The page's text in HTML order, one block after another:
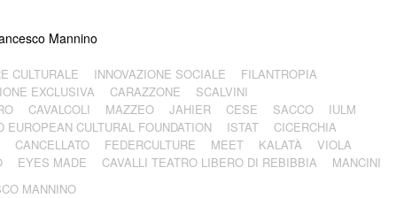
Mannino
CULTURALE INNOVAZIONE SOCIALE
FILANTROPIA
EXCLUSIVA
CARAZZONE
SCALVINI
CAVALCOLI MAZZEO JAHIER CESE SACCO
IULM
EUROPEAN CULTURAL FOUNDATION ISTAT
CICERCHIA
CANCELLATO FEDERCULTURE MEET KALATÀ
VIOLA
EYES MADE CAVALLI TEATRO LIBERO DI REBIBBIA MANCINI
MANNINO